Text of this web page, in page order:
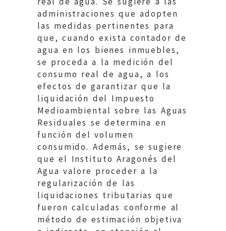
administraciones que adopten
las medidas pertinentes para
que, cuando exista contador de
agua en los bienes inmuebles,
se proceda a la medición del
consumo real de agua, a los
efectos de garantizar que la
liquidación del Impuesto
Medioambiental sobre las Aguas
Residuales se determina en
función del volumen
consumido. Además, se sugiere
que el Instituto Aragonés del
Agua valore proceder a la
regularización de las
liquidaciones tributarias que
fueron calculadas conforme al
método de estimación objetiva